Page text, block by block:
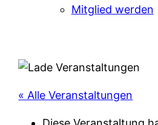
Mitglied werden
« Alle Veranstaltungen